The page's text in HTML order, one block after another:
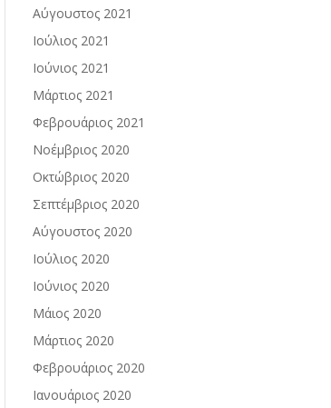
Αύγουστος 2021
Ιούλιος 2021
Ιούνιος 2021
Μάρτιος 2021
Φεβρουάριος 2021
Νοέμβριος 2020
Οκτώβριος 2020
Σεπτέμβριος 2020
Αύγουστος 2020
Ιούλιος 2020
Ιούνιος 2020
Μάιος 2020
Μάρτιος 2020
Φεβρουάριος 2020
Ιανουάριος 2020